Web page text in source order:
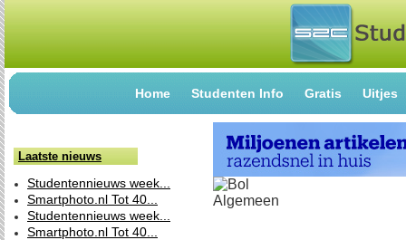
Home Studenten Info Gratis Uitjes
Laatste nieuws
Studentennieuws week...
Smartphoto.nl Tot 40...
Studentennieuws week...
Smartphoto.nl Tot 40...